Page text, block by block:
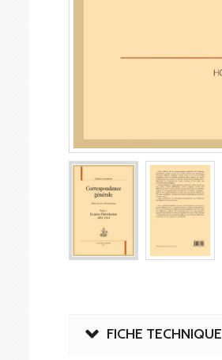
FICHE TECHNIQUE